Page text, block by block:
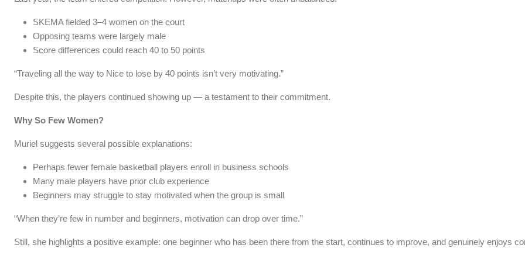
SKEMA fielded 3–4 women on the court
Opposing teams were largely male
Score differences could reach 40 to 50 points
“Traveling all the way to Nice to lose by 40 points isn’t very motivating.”
Despite this, the players continued showing up — a testament to their commitment.
Why So Few Women?
Muriel suggests several possible explanations:
Perhaps fewer female basketball players enroll in business schools
Many male players have prior club experience
Beginners may struggle to stay motivated when the group is small
“When they’re few in number and beginners, motivation can drop over time.”
Still, she highlights a positive example: one beginner who has been there from the start, continues to improve, and genuinely enjoys